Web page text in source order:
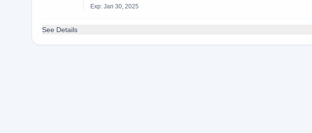
Exp: Jan 30, 2025
See Details